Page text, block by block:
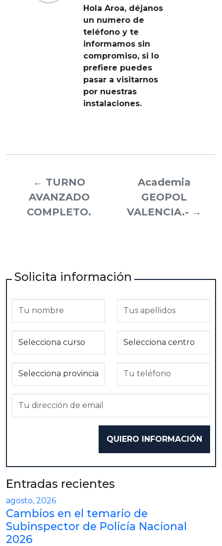
Hola Aroa, déjanos
un numero de
teléfono y te
informamos sin
compromiso, si lo
prefiere puedes
pasar a visitarnos
por nuestras
instalaciones.
← TURNO
AVANZADO
COMPLETO.
Academia
GEOPOL
VALENCIA.- →
Solicita información
Entradas recientes
agosto, 2026
Cambios en el temario de
Subinspector de Policía Nacional
2026